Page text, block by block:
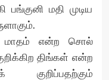
மதி முடிய
மாதம் என்ற சொல்
திங்கள் என்ற